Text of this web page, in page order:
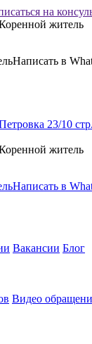
на
Написать в
23/10
Написать в
Вакансии Блог
Видео